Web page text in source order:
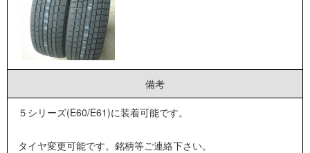
備考
５シリーズ(E60/E61)に装着可能です。
タイヤ変更可能です。銘柄等ご連絡下さい。